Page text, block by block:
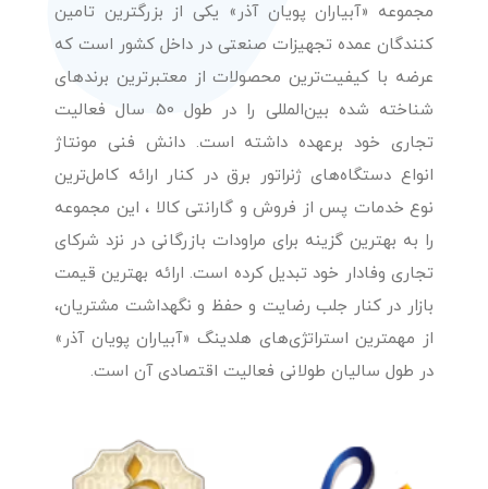
مجموعه «آبیاران پویان آذر» یکی از بزرگترین تامین
کنندگان عمده تجهیزات صنعتی در داخل کشور است که
عرضه با کیفیت‌ترین محصولات از معتبرترین برندهای
شناخته شده بین‌المللی را در طول 50 سال فعالیت
تجاری خود برعهده داشته است. دانش فنی مونتاژ
انواع دستگاه‌های ژنراتور برق در کنار ارائه کامل‌ترین
نوع خدمات پس از فروش و گارانتی کالا ، این مجموعه
را به بهترین گزینه برای مراودات بازرگانی در نزد شرکای
تجاری وفادار خود تبدیل کرده است. ارائه بهترین قیمت
بازار در کنار جلب رضایت و حفظ و نگهداشت مشتریان،
از مهمترین استراتژی‌های هلدینگ «آبیاران پویان آذر»
در طول سالیان طولانی فعالیت اقتصادی آن است.